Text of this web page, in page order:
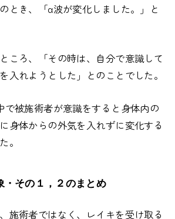
とき、「α波が変化しました。」と
ころ、「その時は、自分で意識して
入れようとした」とのことでした。
で被施術者が意識をすると身体内の
身体からの外気を入れずに変化する
。
・その１，２のまとめ
施術者ではなく、レイキを受け取る